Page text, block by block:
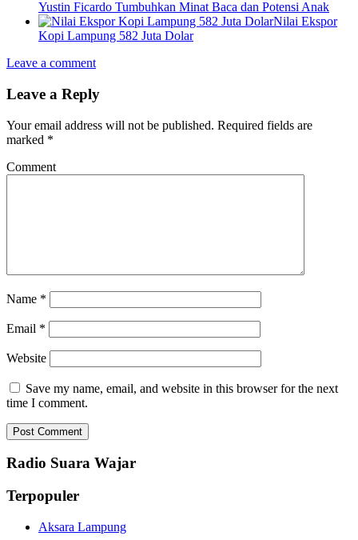
Yustin Ficardo Tumbuhkan Minat Baca dan Potensi Anak
Nilai Ekspor
Kopi Lampung 582 Juta Dolar
Leave a comment
Leave a Reply
Your email address will not be published. Required fields are
marked *
Comment
Name *
Email *
Website
Save my name, email, and website in this browser for the next
time I comment.
Radio Suara Wajar
Terpopuler
Aksara Lampung